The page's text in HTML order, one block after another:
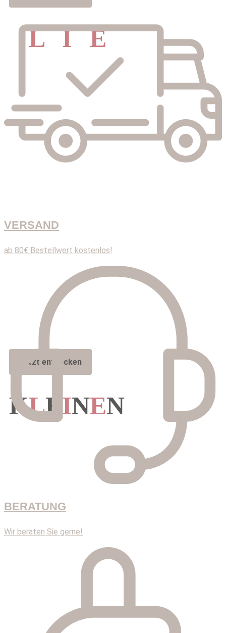
KLEINEN
Mode für die
Jetzt entdecken
KLE INEN
VERSAND
ab 80€ Bestellwert kostenlos!
BERATUNG
Wir beraten Sie gerne!